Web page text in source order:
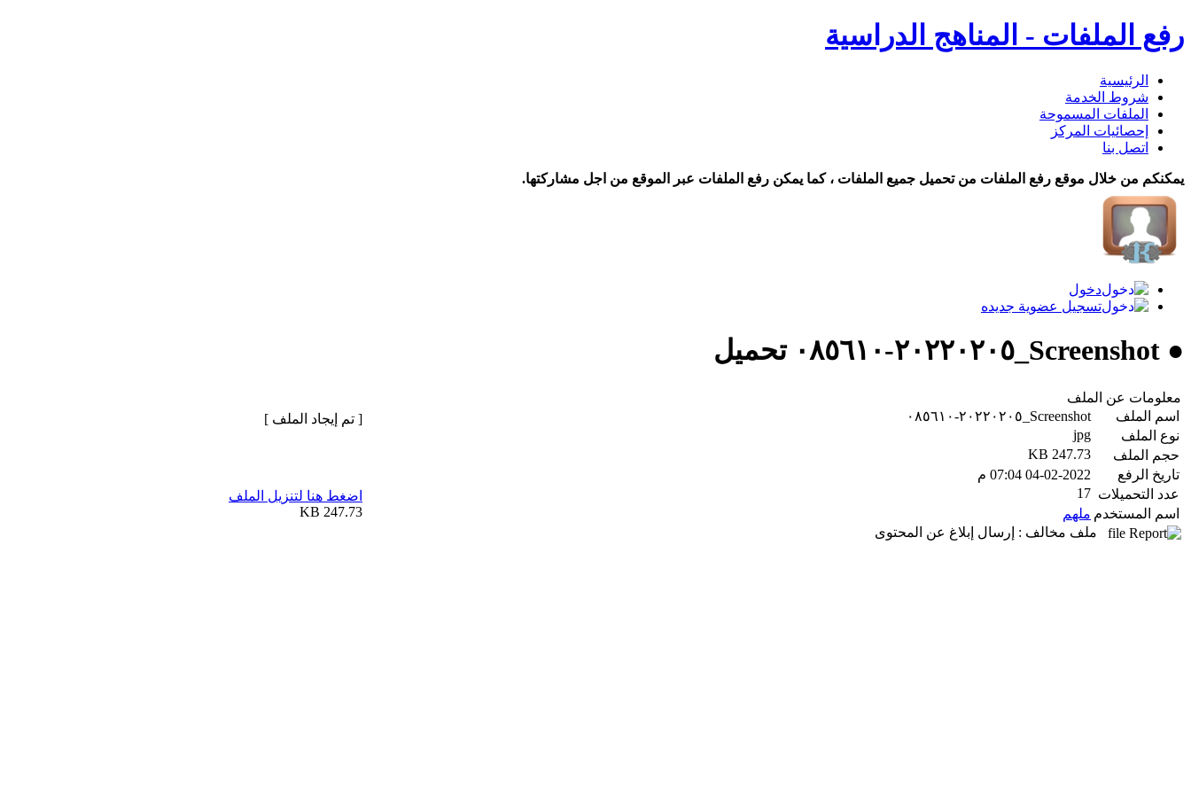
رفع الملفات - المناهج الدراسية
الرئيسية
شروط الخدمة
الملفات المسموحة
إحصائيات المركز
اتصل بنا
يمكنكم من خلال موقع رفع الملفات من تحميل جميع الملفات ، كما يمكن رفع الملفات عبر الموقع من اجل مشاركتها.
دخول
تسجيل عضوية جديده
● Screenshot_٢٠٢٢٠٢٠٥-٠٨٥٦١٠ تحميل
معلومات عن الملف
اسم الملف
Screenshot_٢٠٢٢٠٢٠٥-٠٨٥٦١٠
نوع الملف
jpg
حجم الملف
247.73 KB
تاريخ الرفع
04-02-2022 07:04 م
عدد التحميلات 17
اسم المستخدم ملهم
ملف مخالف : إرسال إبلاغ عن المحتوى
[ تم إيجاد الملف ]
اضغط هنا لتنزيل الملف
247.73 KB